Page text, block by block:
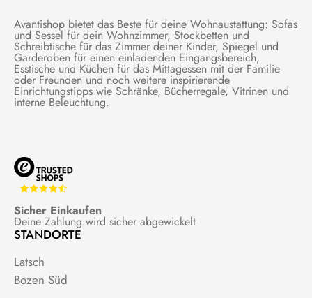
Avantishop bietet das Beste für deine Wohnaustattung: Sofas
und Sessel für dein Wohnzimmer, Stockbetten und
Schreibtische für das Zimmer deiner Kinder, Spiegel und
Garderoben für einen einladenden Eingangsbereich,
Esstische und Küchen für das Mittagessen mit der Familie
oder Freunden und noch weitere inspirierende
Einrichtungstipps wie Schränke, Bücherregale, Vitrinen und
interne Beleuchtung.
Sicher Einkaufen
Deine Zahlung wird sicher abgewickelt
STANDORTE
Latsch
Bozen Süd